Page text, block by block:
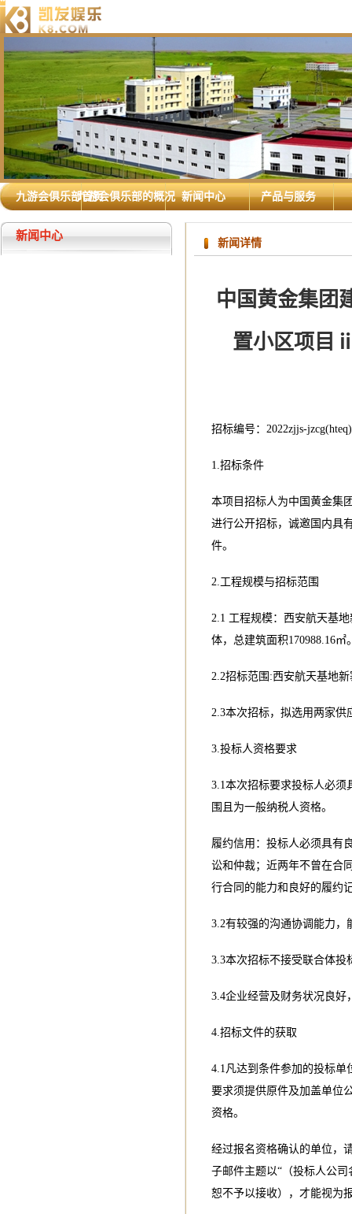
九游会俱乐部首页九游会俱乐部的概况 新闻中心 产品与服务
新闻中心
新闻详情
中国黄金集团
置小区项目
招标编号：2022zjjs-
1.招标条件
本项目招标人为中国黄金集
进行公开招标，诚邀国内具
件。
2.工程规模与招标范围
2.1 工程规模：西安航天基
体，总建筑面积170988.16㎡
2.2招标范围:西安航天基地
2.3本次招标，拟选用两家
3.投标人资格要求
3.1本次招标要求投标人必
围且为一般纳税人资格。
履约信用：投标人必须具有
讼和仲裁；近两年不曾在合
行合同的能力和良好的履约
3.2有较强的沟通协调能力
3.3本次招标不接受联合体投
3.4企业经营及财务状况良好
4.招标文件的获取
4.1凡达到条件参加的投标
要求须提供原件及加盖单位
资格。
经过报名资格确认的单位，
子邮件主题以“（投标人公
恕不予以接收），才能视为